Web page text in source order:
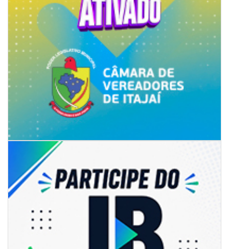
05/08/2026 | 07:00
Itajaí avança na implantação do Método Wolbachia para o combate à
dengue
ITAPEMA